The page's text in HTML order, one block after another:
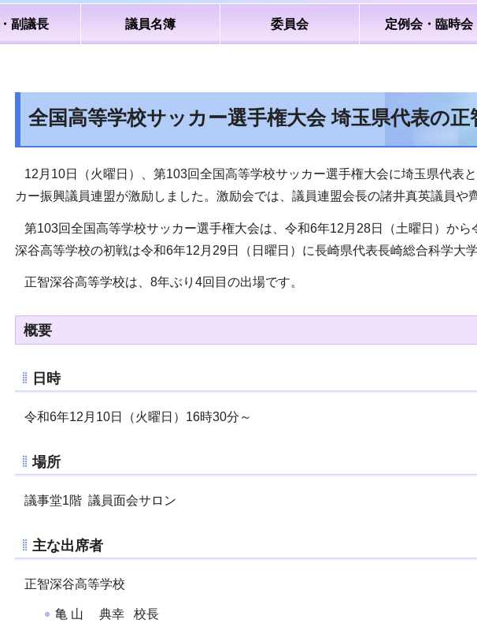
副議長 議員名簿 委員会 定例会・臨時会
全国高等学校サッカー選手権大会 埼玉県代表の
12月10日（火曜日）、第103回全国高等学校サッカー選手権大会に埼玉県代表
カー振興議員連盟が激励しました。激励会では、議員連盟会長の諸井真英議員や
第103回全国高等学校サッカー選手権大会は、令和6年12月28日（土曜日）か
深谷高等学校の初戦は令和6年12月29日（日曜日）に長崎県代表長崎総合科学大
正智深谷高等学校は、8年ぶり4回目の出場です。
概要
日時
令和6年12月10日（火曜日）16時30分～
場所
議事堂1階 議員面会サロン
主な出席者
正智深谷高等学校
亀 山 典幸 校長